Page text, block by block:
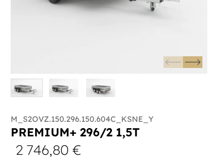
M_S2OVZ.150.296.150.604C_KSNE_Y
PREMIUM+ 296/2 1,5T
2 746,80€